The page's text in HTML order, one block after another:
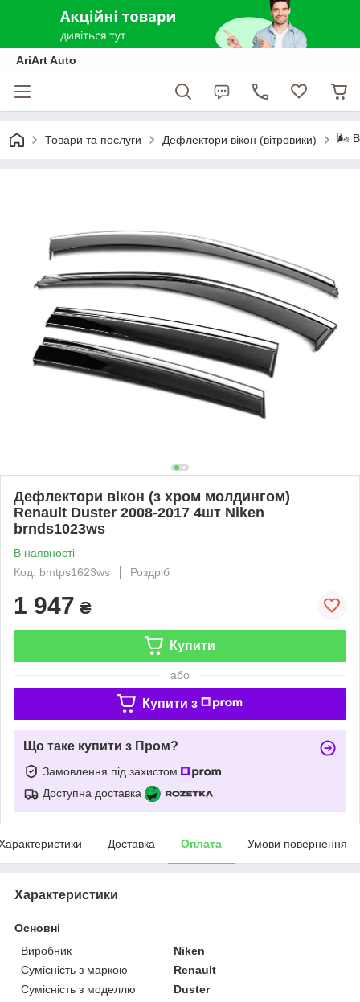
AriArt Auto
Товари та послуги Дефлектори вікон (вітровики) 🌬️
Дефлектори вікон (з хром молдингом)
Renault Duster 2008-2017 4шт Niken
brnds1023ws
В наявності
Код: bmtps1623ws
Роздріб
1 947 ₴
Купити
або
Купити з
Що таке купити з Пром?
Замовлення під захистом
Доступна доставка
Доставка Оплата Умови повернення
Характеристики
Основні
Виробник
Niken
Сумісність з маркою
Renault
Сумісність з моделлю
Duster